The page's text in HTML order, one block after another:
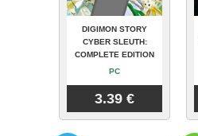
DIGIMON STORY
CYBER SLEUTH:
COMPLETE EDITION
PC
3.39 €